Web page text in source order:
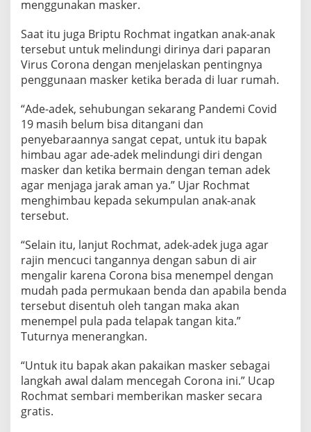
menggunakan masker.
Saat itu juga Briptu Rochmat ingatkan anak-anak
tersebut untuk melindungi dirinya dari paparan
Virus Corona dengan menjelaskan pentingnya
penggunaan masker ketika berada di luar rumah.
“Ade-adek, sehubungan sekarang Pandemi Covid
19 masih belum bisa ditangani dan
penyebaraannya sangat cepat, untuk itu bapak
himbau agar ade-adek melindungi diri dengan
masker dan ketika bermain dengan teman adek
agar menjaga jarak aman ya.” Ujar Rochmat
menghimbau kepada sekumpulan anak-anak
tersebut.
“Selain itu, lanjut Rochmat, adek-adek juga agar
rajin mencuci tangannya dengan sabun di air
mengalir karena Corona bisa menempel dengan
mudah pada permukaan benda dan apabila benda
tersebut disentuh oleh tangan maka akan
menempel pula pada telapak tangan kita.”
Tuturnya menerangkan.
“Untuk itu bapak akan pakaikan masker sebagai
langkah awal dalam mencegah Corona ini.” Ucap
Rochmat sembari memberikan masker secara
gratis.